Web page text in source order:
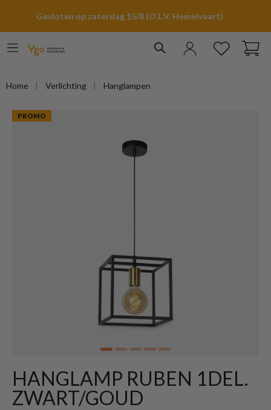
Gesloten op zaterdag 15/8 (O.L.V. Hemelvaart)
Home Verlichting Hanglampen
PROMO
HANGLAMP RUBEN 1DEL.
ZWART/GOUD